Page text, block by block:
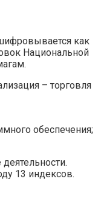
как
Национальной
– торговля
обеспечения;
13 индексов.